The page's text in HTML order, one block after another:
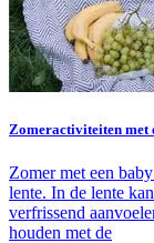
Zomeractiviteiten met
Zomer met een
lente. In de lente
verfrissend
houden met de